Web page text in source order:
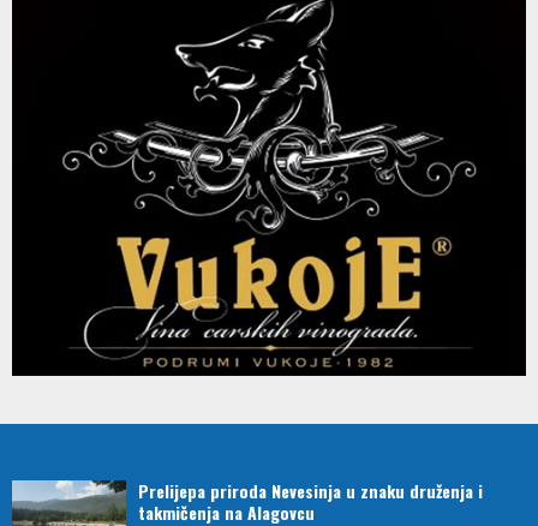
Prelijepa priroda Nevesinja u znaku druženja i
takmičenja na Alagovcu